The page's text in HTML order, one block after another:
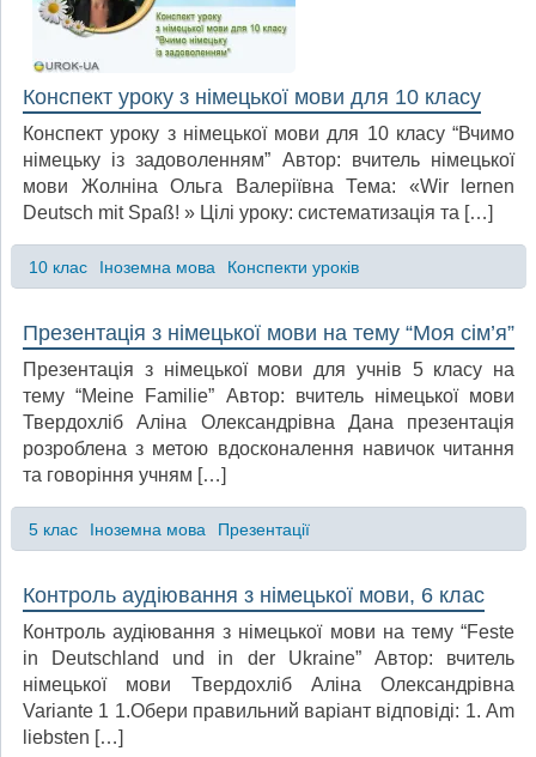
Конспект уроку з німецької мови для 10 класу
Конспект уроку з німецької мови для 10 класу “Вчимо
німецьку із задоволенням” Автор: вчитель німецької
мови Жолніна Ольга Валеріївна Тема: «Wir lernen
Deutsch mit Spaß! » Цілі уроку: систематизація та […]
10 клас Іноземна мова Конспекти уроків
Презентація з німецької мови на тему “Моя сім’я”
Презентація з німецької мови для учнів 5 класу на
тему “Meine Familie” Автор: вчитель німецької мови
Твердохліб Аліна Олександрівна Дана презентація
розроблена з метою вдосконалення навичок читання
та говоріння учням […]
5 клас Іноземна мова Презентації
Контроль аудіювання з німецької мови, 6 клас
Контроль аудіювання з німецької мови на тему “Feste
in Deutschland und in der Ukraine” Автор: вчитель
німецької мови Твердохліб Аліна Олександрівна
Variante 1 1.Обери правильний варіант відповіді: 1. Am
liebsten […]